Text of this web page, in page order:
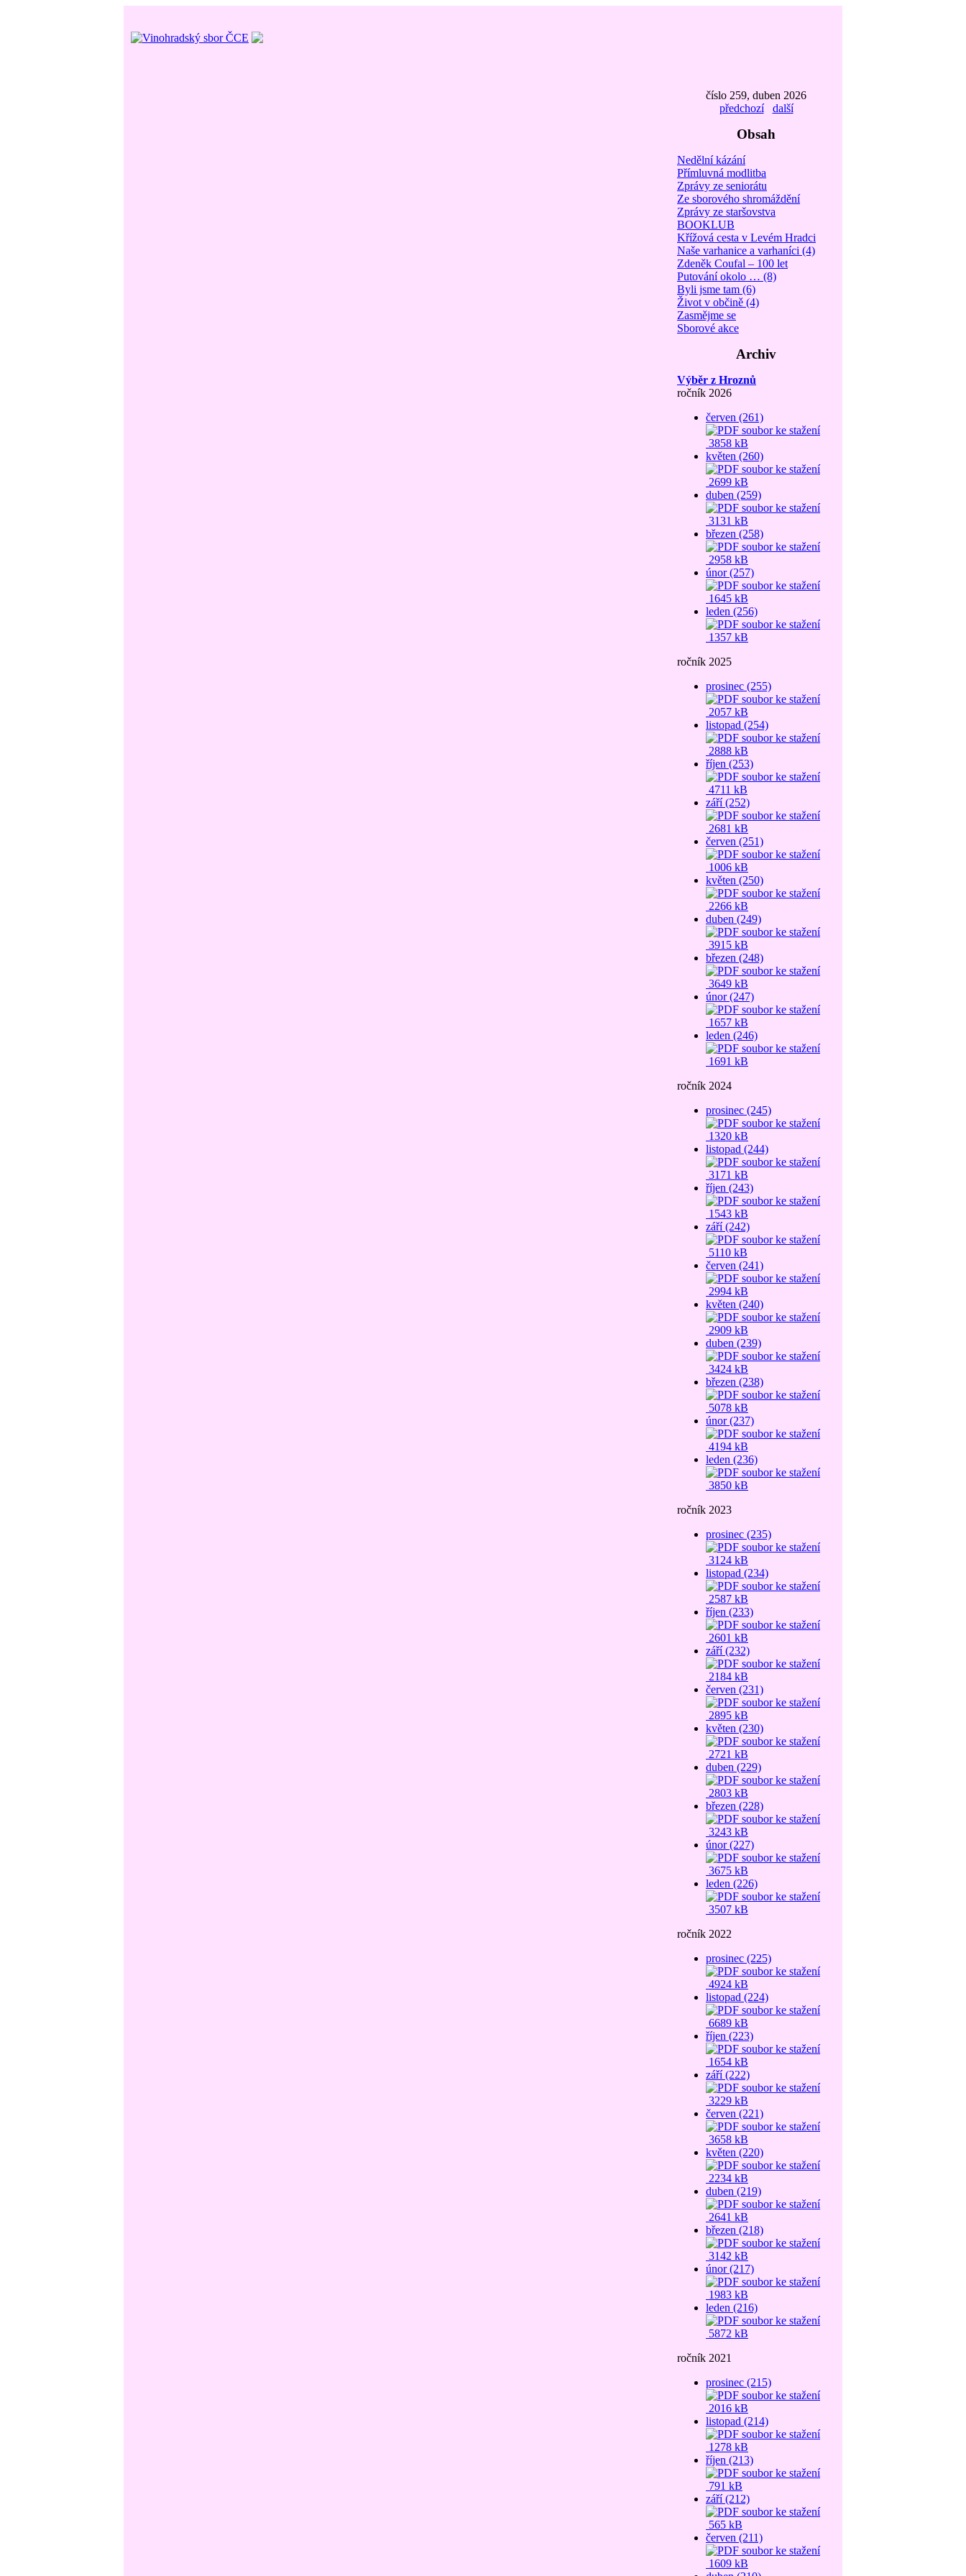
číslo 259, duben 2026
předchozí
další
Obsah
Nedělní kázání
Přímluvná modlitba
Zprávy ze seniorátu
Ze sborového shromáždění
Zprávy ze staršovstva
BOOKLUB
Křížová cesta v Levém Hradci
Naše varhanice a varhaníci (4)
Zdeněk Coufal – 100 let
Putování okolo … (8)
Byli jsme tam (6)
Život v občině (4)
Zasmějme se
Sborové akce
Archiv
Výběr z Hroznů
ročník 2026
červen (261)
3858 kB
květen (260)
2699 kB
duben (259)
3131 kB
březen (258)
2958 kB
únor (257)
1645 kB
leden (256)
1357 kB
ročník 2025
prosinec (255)
2057 kB
listopad (254)
2888 kB
říjen (253)
4711 kB
září (252)
2681 kB
červen (251)
1006 kB
květen (250)
2266 kB
duben (249)
3915 kB
březen (248)
3649 kB
únor (247)
1657 kB
leden (246)
1691 kB
ročník 2024
prosinec (245)
1320 kB
listopad (244)
3171 kB
říjen (243)
1543 kB
září (242)
5110 kB
červen (241)
2994 kB
květen (240)
2909 kB
duben (239)
3424 kB
březen (238)
5078 kB
únor (237)
4194 kB
leden (236)
3850 kB
ročník 2023
prosinec (235)
3124 kB
listopad (234)
2587 kB
říjen (233)
2601 kB
září (232)
2184 kB
červen (231)
2895 kB
květen (230)
2721 kB
duben (229)
2803 kB
březen (228)
3243 kB
únor (227)
3675 kB
leden (226)
3507 kB
ročník 2022
prosinec (225)
4924 kB
listopad (224)
6689 kB
říjen (223)
1654 kB
září (222)
3229 kB
červen (221)
3658 kB
květen (220)
2234 kB
duben (219)
2641 kB
březen (218)
3142 kB
únor (217)
1983 kB
leden (216)
5872 kB
ročník 2021
prosinec (215)
2016 kB
listopad (214)
1278 kB
říjen (213)
791 kB
září (212)
565 kB
červen (211)
1609 kB